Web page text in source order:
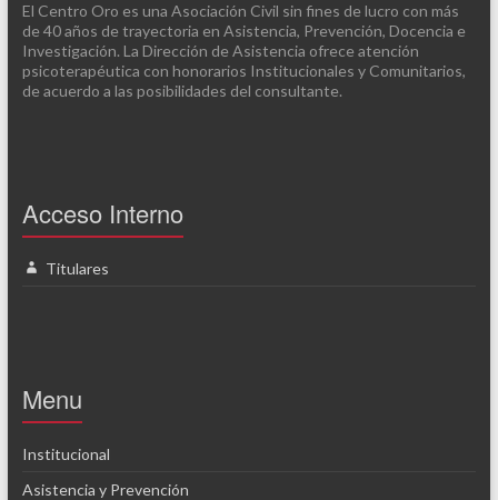
El Centro Oro es una Asociación Civil sin fines de lucro con más
de 40 años de trayectoria en Asistencia, Prevención, Docencia e
Investigación. La Dirección de Asistencia ofrece atención
psicoterapéutica con honorarios Institucionales y Comunitarios,
de acuerdo a las posibilidades del consultante.
Acceso Interno
Titulares
Menu
Institucional
Asistencia y Prevención